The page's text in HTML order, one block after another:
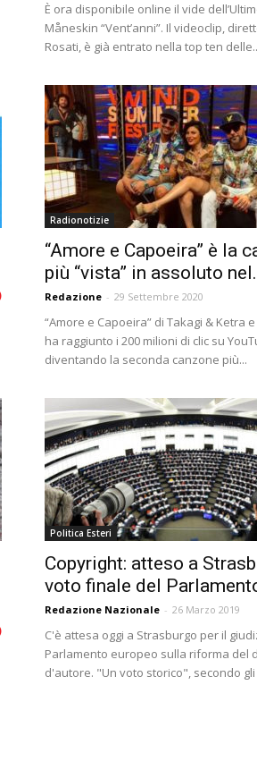
È ora disponibile online il vide
Måneskin “Vent’anni”. Il videoclip,
Rosati, è già entrato nella top ten
Radionotizie
“Amore e Capoeira” è la
più “vista” in assoluto
Redazione - 29 Settembre 2020
“Amore e Capoeira” di Takagi & Ketra
ha raggiunto i 200 milioni di clic su
diventando la seconda canzone più...
Politica Esteri
Copyright: atteso a
voto finale del
Redazione Nazionale - 26 Marzo 2019
C'è attesa oggi a Strasburgo per il
Parlamento europeo sulla riforma del
d'autore. "Un voto storico", secondo gli